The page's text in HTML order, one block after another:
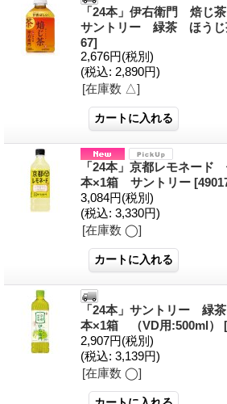
「24本」伊右衛門 焙じ
サントリー 緑茶 ほう
67]
2,676円(税別)
(税込: 2,890円)
[在庫数 △]
「24本」京都レモネー
本×1箱 サントリー
3,084円(税別)
(税込: 3,330円)
[在庫数 ◯]
「24本」サントリー
本×1箱 （VD用:500ml）
2,907円(税別)
(税込: 3,139円)
[在庫数 ◯]